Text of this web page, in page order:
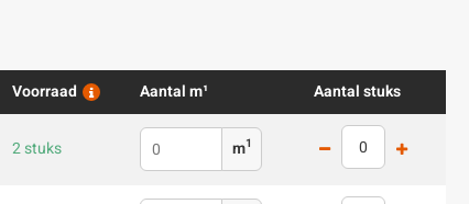
Voorraad Aantal m¹ Aantal stuks
2 stuks m1